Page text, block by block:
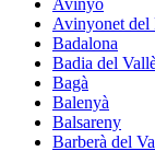
Avinyonet del
Badalona
Badia del
Bagà
Balenyà
Balsareny
Barberà del